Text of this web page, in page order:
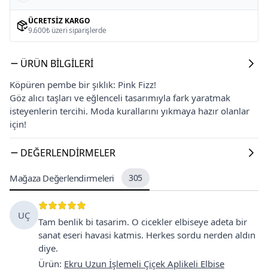
ÜCRETSIZ KARGO
9.600₺ üzeri siparişlerde
ÜRÜN BILGILERI
Köpüren pembe bir şıklık: Pink Fizz!
Göz alıcı taşları ve eğlenceli tasarımıyla fark yaratmak
isteyenlerin tercihi. Moda kurallarını yıkmaya hazır olanlar
için!
DEĞERLENDIRMELER
Mağaza Değerlendirmeleri 305
UÇ
Tam benlik bi tasarim. O cicekler elbiseye adeta bir
sanat eseri havasi katmis. Herkes sordu nerden aldın
diye.
Ürün: Ekru Uzun İşlemeli Çiçek Aplikeli Elbise